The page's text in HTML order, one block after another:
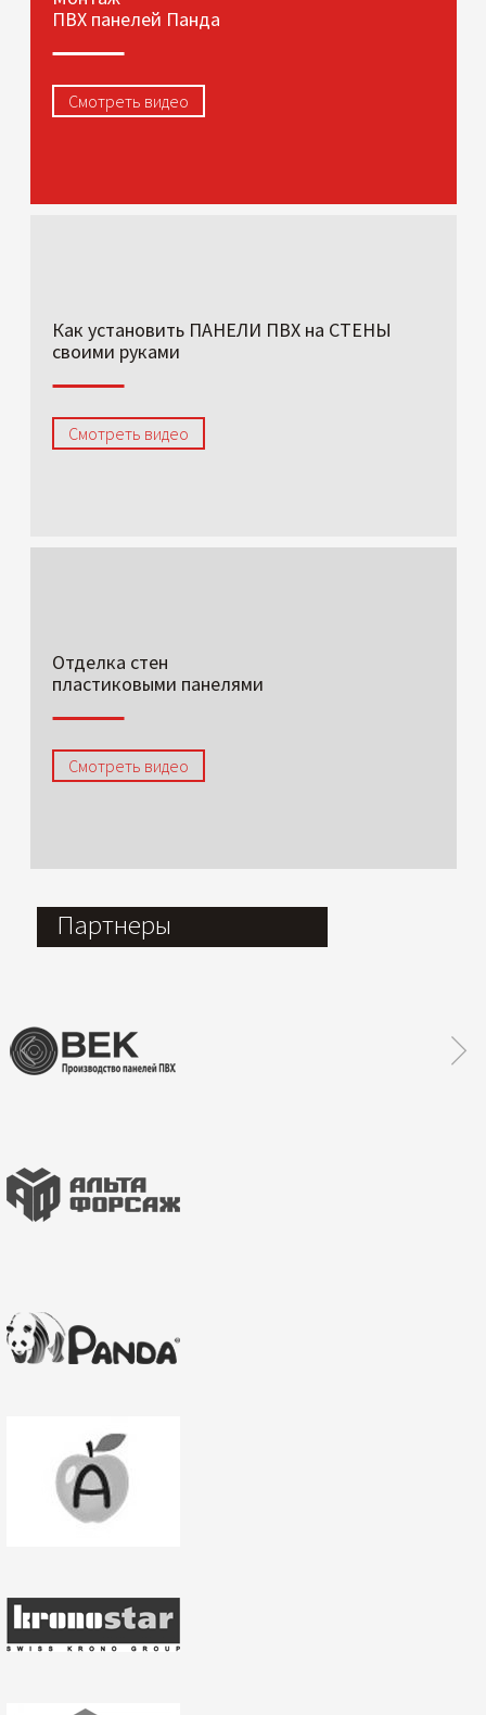
ПВХ панелей Панда
Смотреть видео
Как установить ПАНЕЛИ ПВХ на СТЕНЫ
своими руками
Смотреть видео
Отделка стен
пластиковыми панелями
Смотреть видео
Партнеры